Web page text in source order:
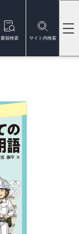
書籍検索 サイト内検索